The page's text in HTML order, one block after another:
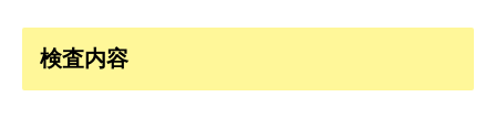
検査内容